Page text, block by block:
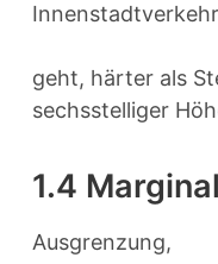
geht, härter als
sechsstelliger
1.4
Ausgrenzung,